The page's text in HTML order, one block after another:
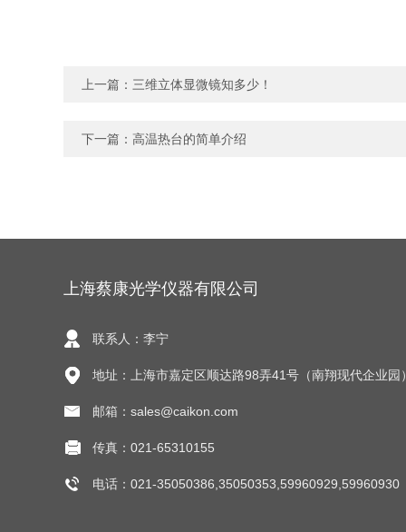
上一篇： 三维立体显微镜知多少！
下一篇： 高温热台的简单介绍
上海蔡康光学仪器有限公司
联系人：李宁
地址：上海市嘉定区顺达路98弄41号（南翔现代企业园
邮箱：sales@caikon.com
传真：021-65310155
电话：021-35050386,35050353,59960929,59960930